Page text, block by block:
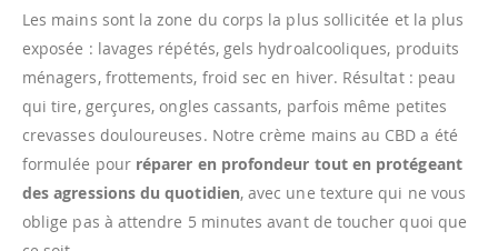
Les mains sont la zone du corps la plus sollicitée et la plus
exposée : lavages répétés, gels hydroalcooliques, produits
ménagers, frottements, froid sec en hiver. Résultat : peau
qui tire, gerçures, ongles cassants, parfois même petites
crevasses douloureuses. Notre crème mains au CBD a été
formulée pour réparer en profondeur tout en protégeant
des agressions du quotidien, avec une texture qui ne vous
oblige pas à attendre 5 minutes avant de toucher quoi que